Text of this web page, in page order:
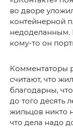
во дворе
контейнерной
недоделанным.
кому-то он
Комментаторы
считают, что
благодарны,
до того десять
жильцов никто
что дела надо